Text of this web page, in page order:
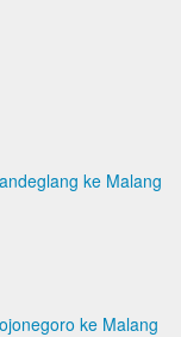
ke Malang
ke Malang